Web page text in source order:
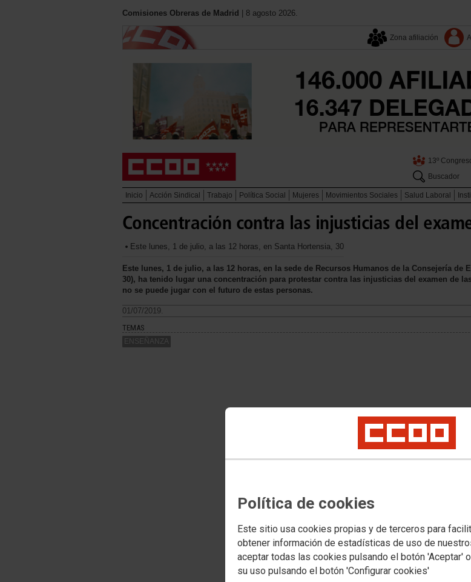
Política de cookies
Este sitio usa cookies propias y de terceros para
obtener información de estadísticas de uso de
aceptar todas las cookies pulsando el botón 'Aceptar'
su uso pulsando el botón 'Configurar cookies'
Comisiones Obreras de Madrid | 8 agosto 2026.
Zona afiliación
13º
Buscador
Inicio Acción Sindical Trabajo Política Social Mujeres Movimientos Sociales Salud Laboral
Concentración contra las injusticias del
Este lunes, 1 de julio, a las 12 horas, en Santa Hortensia, 30
Este lunes, 1 de julio, a las 12 horas, en la sede de Recursos Humanos de la Consejería de
30), ha tenido lugar una concentración para protestar contra las injusticias del examen de
no se puede jugar con el futuro de estas personas.
01/07/2019.
TEMAS
ENSEÑANZA